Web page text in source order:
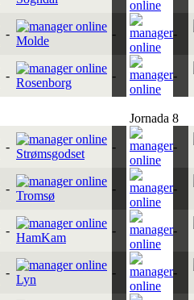
-
Molde
- -
-
Rosenborg
- -
Jornada 8
-
Strømsgodset
- -
-
Tromsø
- -
-
HamKam
- -
-
Lyn
- -